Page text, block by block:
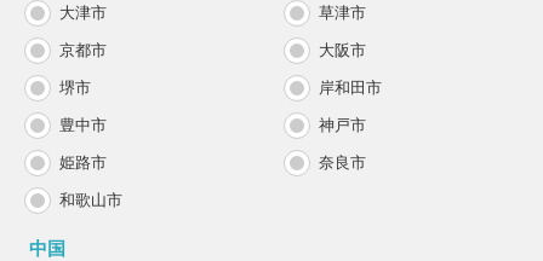
大津市 草津市
京都市 大阪市
堺市 岸和田市
豊中市 神戸市
姫路市 奈良市
和歌山市
中国